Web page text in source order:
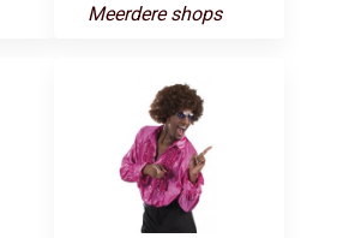
Meerdere shops